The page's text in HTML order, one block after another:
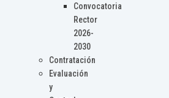
Convocatoria
Rector
2026-
2030
Contratación
Evaluación
y